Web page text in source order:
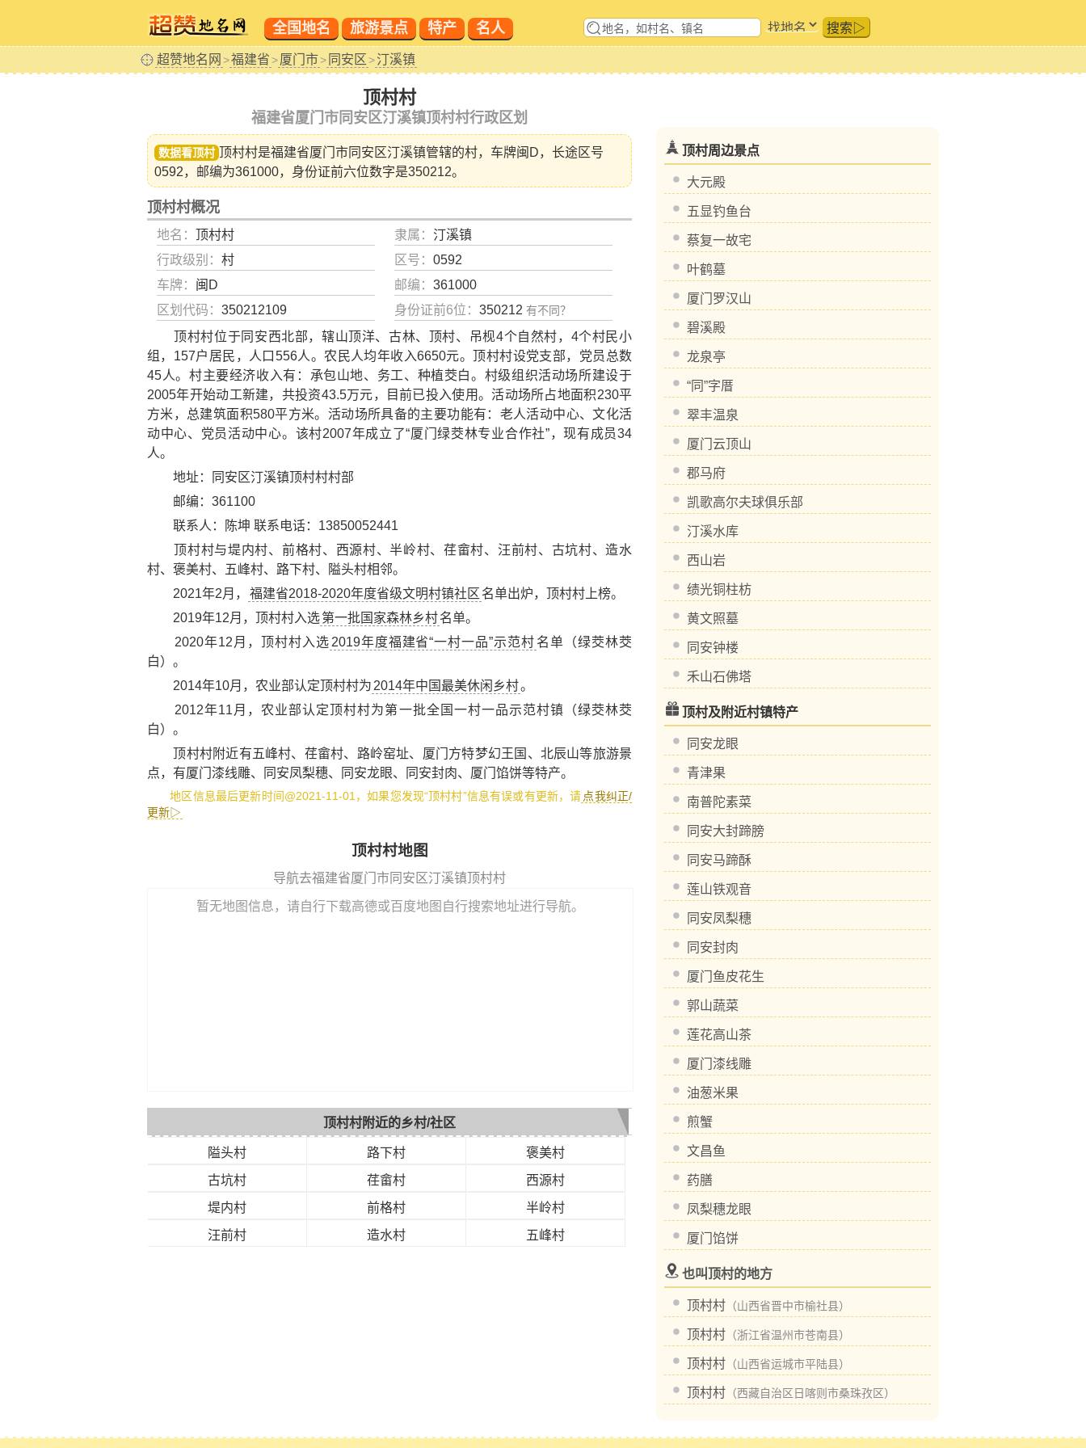
全国地名 旅游景点 特产 名人 搜索▷
超赞地名网 >福建省>厦门市> 同安区 >汀溪镇
顶村村
福建省厦门市同安区汀溪镇顶村村行政区划
数据看顶村 顶村村是福建省厦门市同安区汀溪镇管辖的村，车牌闽D，长途区号
0592，邮编为361000，身份证前六位数字是350212。
顶村村概况
地名： 顶村村 隶属： 汀溪镇
行政级别： 村 区号： 0592
车牌： 闽D 邮编： 361000
区划代码： 350212109 身份证前6位： 350212 有不同？
顶村村位于同安西北部，辖山顶洋、古林、顶村、吊枧4个自然村，4个村民小
组，157户居民，人口556人。农民人均年收入6650元。顶村村设党支部，党员总数
45人。村主要经济收入有：承包山地、务工、种植茭白。村级组织活动场所建设于
2005年开始动工新建，共投资43.5万元，目前已投入使用。活动场所占地面积230平
方米，总建筑面积580平方米。活动场所具备的主要功能有：老人活动中心、文化活
动中心、党员活动中心。该村2007年成立了“厦门绿茭林专业合作社”，现有成员34
人。
地址：同安区汀溪镇顶村村村部
邮编：361100
联系人：陈坤 联系电话：13850052441
顶村村与堤内村、前格村、西源村、半岭村、荏畲村、汪前村、古坑村、造水
村、褒美村、五峰村、路下村、隘头村相邻。
2021年2月，
福建省2018-2020年度省级文明村镇社区 名单出炉，顶村村上榜。
2019年12月，顶村村入选第一批国家森林乡村名单。
2020年12月，顶村村入选 2019年度福建省“一村一品”示范村 名单（绿茭林茭
白）。
2014年10月，农业部认定顶村村为 2014年中国最美休闲乡村。
2012年11月，农业部认定顶村村为第一批全国一村一品示范村镇（绿茭林茭
白）。
顶村村附近有五峰村、 荏畲村、 路岭窑址、 厦门方特梦幻王国 、 北辰山等旅游景
点，有厦门漆线雕、 同安凤梨穗、 同安龙眼、 同安封肉、 厦门馅饼等特产。
地区信息最后更新时间@2021-11-01，如果您发现“顶村村”信息有误或有更新，请 点我纠正/
更新▷
顶村村地图
导航去福建省厦门市同安区汀溪镇顶村村
暂无地图信息，请自行下载高德或百度地图自行搜索地址进行导航。
顶村村附近的乡村/社区
隘头村 路下村
褒美村
古坑村
荏畲村
西源村
堤内村
前格村
半岭村
汪前村
造水村 五峰村
顶村周边景点
大元殿
五显钓鱼台
蔡复一故宅
叶鹤墓
厦门罗汉山
碧溪殿
龙泉亭
“同”字厝
翠丰温泉
厦门云顶山
郡马府
凯歌高尔夫球俱乐部
汀溪水库
西山岩
绩光铜柱枋
黄文照墓
同安钟楼
禾山石佛塔
顶村及附近村镇特产
同安龙眼
青津果
南普陀素菜
同安大封蹄膀
同安马蹄酥
莲山铁观音
同安凤梨穗
同安封肉
厦门鱼皮花生
郭山蔬菜
莲花高山茶
厦门漆线雕
油葱米果
煎蟹
文昌鱼
药膳
凤梨穗龙眼
厦门馅饼
也叫顶村的地方
顶村村 （山西省晋中市榆社县）
顶村村 （浙江省温州市苍南县）
顶村村 （山西省运城市平陆县）
顶村村 （西藏自治区日喀则市桑珠孜区）